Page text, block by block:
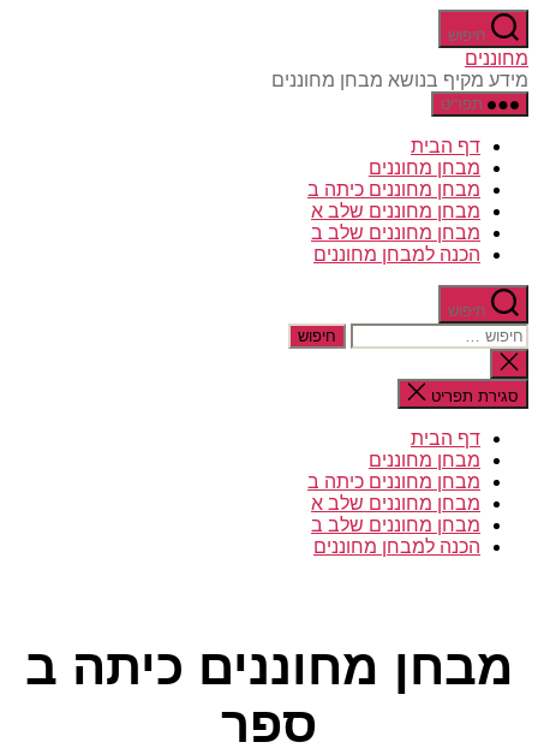
דלג
לתוכן חיפוש
מחוננים
מידע מקיף בנושא מבחן מחוננים
תפריט
דף הבית
מבחן מחוננים
מבחן מחוננים כיתה ב
מבחן מחוננים שלב א
מבחן מחוננים שלב ב
הכנה למבחן מחוננים
חיפוש
חיפוש:
סגירת
החיפוש
סגירת תפריט
דף הבית
מבחן מחוננים
מבחן מחוננים כיתה ב
מבחן מחוננים שלב א
מבחן מחוננים שלב ב
הכנה למבחן מחוננים
מבחן מחוננים כיתה ב
ספר